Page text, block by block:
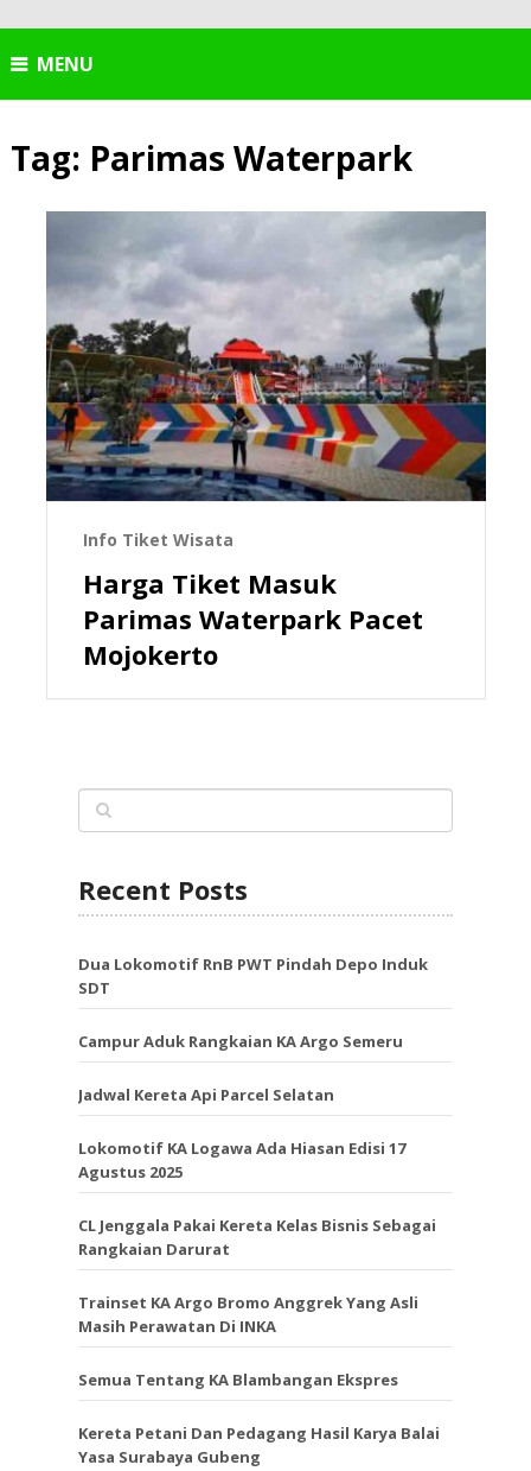
MENU
Tag: Parimas Waterpark
Info Tiket Wisata
Harga Tiket Masuk
Parimas Waterpark Pacet
Mojokerto
Recent Posts
Dua Lokomotif RnB PWT Pindah Depo Induk
SDT
Campur Aduk Rangkaian KA Argo Semeru
Jadwal Kereta Api Parcel Selatan
Lokomotif KA Logawa Ada Hiasan Edisi 17
Agustus 2025
CL Jenggala Pakai Kereta Kelas Bisnis Sebagai
Rangkaian Darurat
Trainset KA Argo Bromo Anggrek Yang Asli
Masih Perawatan Di INKA
Semua Tentang KA Blambangan Ekspres
Kereta Petani Dan Pedagang Hasil Karya Balai
Yasa Surabaya Gubeng